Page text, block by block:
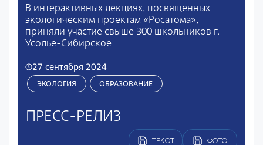
В интерактивных лекциях, посвященных
экологическим проектам «Росатома»,
приняли участие свыше 300 школьников г.
Усолье-Сибирское
27 сентября 2024
ЭКОЛОГИЯ ОБРАЗОВАНИЕ
ПРЕСС-РЕЛИЗ
ТЕКСТ ФОТО